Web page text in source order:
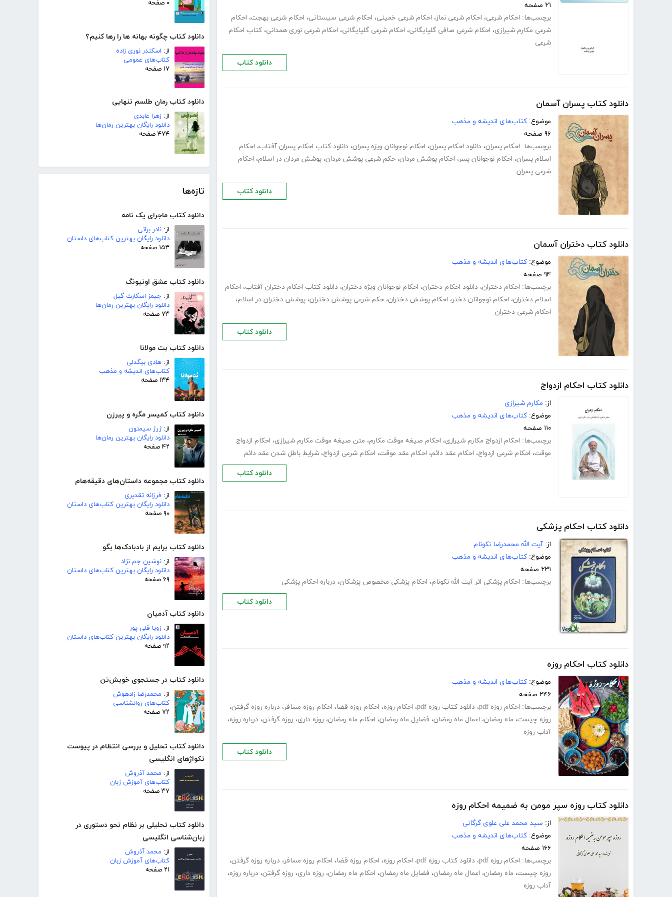
۰ صفحه
دانلود کتاب چگونه بهانه ها را رها کنیم؟
از: اسکندر نوری زاده
کتاب‌های عمومی
۱۷ صفحه
دانلود کتاب رمان طلسم تنهایی
از: زهرا عابدی
دانلود رایگان بهترین رمان‌ها
۴۷۴ صفحه
تازه‌ها
دانلود کتاب ماجرای یک نامه
از: نادر براتی
دانلود رایگان بهترین کتاب‌های داستان
۱۵۳ صفحه
دانلود کتاب عشق اونیونگ
از: جیمز اسکارث گیل
دانلود رایگان بهترین رمان‌ها
۷۳ صفحه
دانلود کتاب بت مولانا
از: هادی بیگدلی
کتاب‌های اندیشه و مذهب
۱۳۴ صفحه
دانلود کتاب کمیسر مگره و پیرزن
از:ژرژ سیمنون
دانلود رایگان بهترین رمان‌ها
۴۲ صفحه
دانلود کتاب مجموعه داستان‌های دقیقه‌هام
از: فرزانه تقدیری
دانلود رایگان بهترین کتاب‌های داستان
۹۰ صفحه
دانلود کتاب برایم از بادبادک‌ها بگو
از: نوشین جم نژاد
دانلود رایگان بهترین کتاب‌های داستان
۶۹ صفحه
دانلود کتاب آدمیان
از: زویا قلی پور
دانلود رایگان بهترین کتاب‌های داستان
۹۲ صفحه
دانلود کتاب در جستجوی خویش‌تن
از: محمدرضا زادهوش
کتاب‌های روانشناسی
۷۲ صفحه
دانلود کتاب تحلیل و بررسی انتظام در پیوست
تکواژهای انگلیسی
از: محمد آذروش
کتاب‌های آموزش زبان
۳۷ صفحه
دانلود کتاب تحلیلی بر نظام نحو دستوری در
زبان‌شناسی انگلیسی
از: محمد آذروش
کتاب‌های آموزش زبان
۲۱ صفحه
۲۱ صفحه
برچسب‌ها: احکام شرعی، احکام شرعی نماز، احکام شرعی خمینی، احکام شرعی سیستانی، احکام شرعی بهجت، احکام
شرعی مکارم شیرازی، احکام شرعی صافی گلپایگانی، احکام شرعی گلپایگانی، احکام شرعی نوری همدانی، کتاب احکام
شرعی
دانلود کتاب
دانلود کتاب پسران آسمان
موضوع: کتاب‌های اندیشه و مذهب
۹۶ صفحه
برچسب‌ها: احکام پسران، دانلود احکام پسران، احکام نوجوانان ویژه پسران، دانلود کتاب احکام پسران آفتاب، احکام
اسلام پسران، احکام نوجوانان پسر، احکام پوشش مردان، حکم شرعی پوشش مردان، پوشش مردان در اسلام، احکام
شرعی پسران
دانلود کتاب
دانلود کتاب دختران آسمان
موضوع: کتاب‌های اندیشه و مذهب
۹۴ صفحه
برچسب‌ها: احکام دختران، دانلود احکام دختران، احکام نوجوانان ویژه دختران، دانلود کتاب احکام دختران آفتاب، احکام
اسلام دختران، احکام نوجوانان دختر، احکام پوشش دختران، حکم شرعی پوشش دختران، پوشش دختران در اسلام،
احکام شرعی دختران
دانلود کتاب
دانلود کتاب احکام ازدواج
از: مکارم شیرازی
موضوع: کتاب‌های اندیشه و مذهب
۱۱۰ صفحه
برچسب‌ها: احکام ازدواج مکارم شیرازی، احکام صیغه موقت مکارم، متن صیغه موقت مکارم شیرازی، احکام ازدواج
موقت، احکام شرعی ازدواج، احکام عقد دائم، احکام عقد موقت، احکام شرعی ازدواج، شرایط باطل شدن عقد دائم
دانلود کتاب
دانلود کتاب احکام پزشکی
از: آیت الله محمدرضا نکونام
موضوع: کتاب‌های اندیشه و مذهب
۲۳۱ صفحه
برچسب‌ها: احکام پزشکی اثر آیت الله نکونام، احکام پزشکی مخصوص پزشکان، درباره احکام پزشکی
دانلود کتاب
دانلود کتاب احکام روزه
موضوع: کتاب‌های اندیشه و مذهب
۲۴۶ صفحه
برچسب‌ها: احکام روزه pdf ، دانلود کتاب روزه pdf ، احکام روزه، احکام روزه قضا، احکام روزه مسافر، درباره روزه گرفتن،
روزه چیست، ماه رمضان، اعمال ماه رمضان، فضایل ماه رمضان، احکام ماه رمضان، روزه داری، روزه گرفتن، درباره روزه،
آداب روزه
دانلود کتاب
دانلود کتاب روزه سپر مومن به ضمیمه احکام روزه
از: سید محمد علی علوی گرگانی
موضوع: کتاب‌های اندیشه و مذهب
۱۶۶ صفحه
برچسب‌ها: احکام روزه pdf ، دانلود کتاب روزه pdf ، احکام روزه، احکام روزه قضا، احکام روزه مسافر، درباره روزه گرفتن،
روزه چیست، ماه رمضان، اعمال ماه رمضان، فضایل ماه رمضان، احکام ماه رمضان، روزه داری، روزه گرفتن، درباره روزه،
آداب روزه